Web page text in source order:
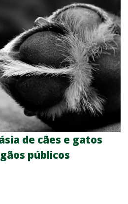
de cães e gatos
públicos